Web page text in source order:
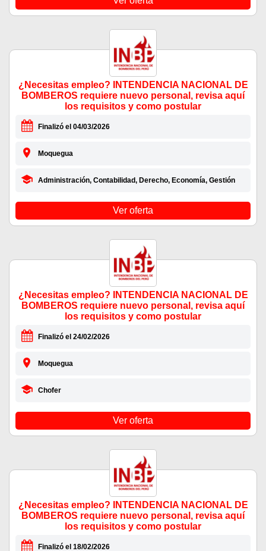
¿Necesitas empleo? INTENDENCIA NACIONAL DE
BOMBEROS requiere nuevo personal, revisa aquí
los requisitos y como postular
Finalizó el 04/03/2026
Moquegua
Administración, Contabilidad, Derecho, Economía, Gestión
Ver oferta
¿Necesitas empleo? INTENDENCIA NACIONAL DE
BOMBEROS requiere nuevo personal, revisa aquí
los requisitos y como postular
Finalizó el 24/02/2026
Moquegua
Chofer
Ver oferta
¿Necesitas empleo? INTENDENCIA NACIONAL DE
BOMBEROS requiere nuevo personal, revisa aquí
los requisitos y como postular
Finalizó el 18/02/2026